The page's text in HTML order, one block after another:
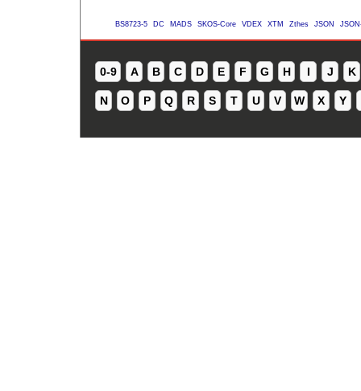
BS8723-5 DC MADS SKOS-Core VDEX XTM Zthes JSON
0-9 A B C D E F G H I J K
N O P Q R S T U V W X Y